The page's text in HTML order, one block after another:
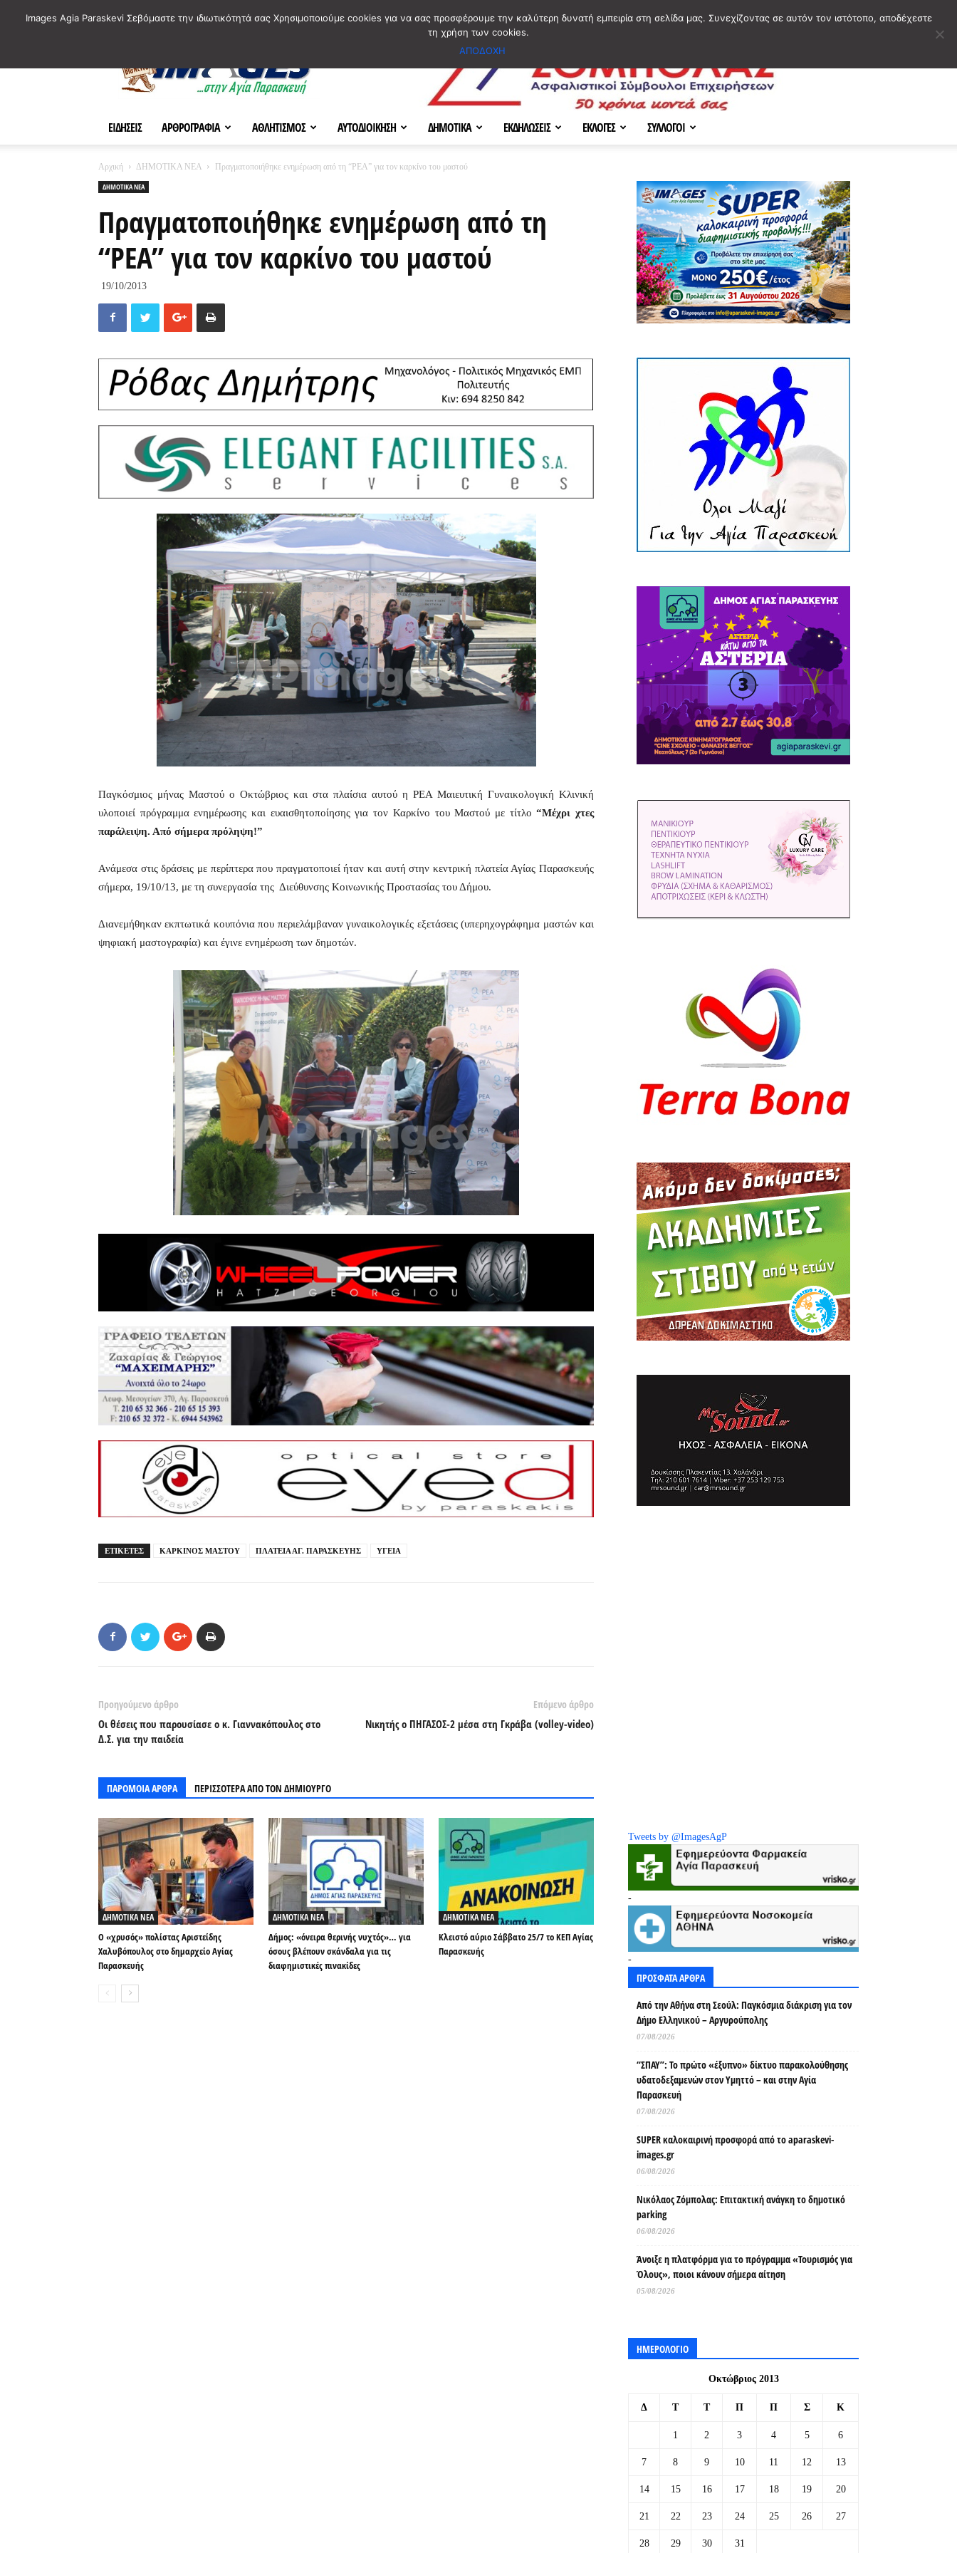
ΕΙΔΗΣΕΙΣ ΑΡΘΡΟΓΡΑΦΙΑ ΑΘΛΗΤΙΣΜΟΣ ΑΥΤΟΔΙΟΙΚΗΣΗ ΔΗΜΟΤΙΚΑ ΕΚΔΗΛΩΣΕΙΣ ΕΚΛΟΓΕΣ ΣΥΛΛΟΓΟΙ
Αρχική ΔΗΜΟΤΙΚΑ ΝΕΑ
Πραγματοποιήθηκε ενημέρωση από τη “ΡΕΑ” για τον καρκίνο του μαστού
ΔΗΜΟΤΙΚΑ ΝΕΑ
Πραγματοποιήθηκε ενημέρωση από τη
“ΡΕΑ” για τον καρκίνο του μαστού
19/10/2013
Παγκόσμιος μήνας Μαστού ο Οκτώβριος και στα πλαίσια αυτού η ΡΕΑ Μαιευτική Γυναικολογική Κλινική
υλοποιεί πρόγραμμα ενημέρωσης και ευαισθητοποίησης για τον Καρκίνο του Μαστού με τίτλο“Μέχρι χτες
παράλειψη. Από σήμερα πρόληψη!”
Ανάμεσα στις δράσεις με περίπτερα που πραγματοποιεί ήταν και αυτή στην κεντρική πλατεία Αγίας Παρασκευής
σήμερα, 19/10/13, με τη συνεργασία της Διεύθυνσης Κοινωνικής Προστασίας του Δήμου.
Διανεμήθηκαν εκπτωτικά κουπόνια που περιελάμβαναν γυναικολογικές εξετάσεις (υπερηχογράφημα μαστών και
ψηφιακή μαστογραφία) και έγινε ενημέρωση των δημοτών.
ΕΤΙΚΕΤΕΣ ΚΑΡΚΙΝΟΣ ΜΑΣΤΟΥ ΠΛΑΤΕΙΑ ΑΓ. ΠΑΡΑΣΚΕΥΗΣ ΥΓΕΙΑ
Προηγούμενο άρθρο
Οι θέσεις που παρουσίασε ο κ. Γιαννακόπουλος στο
Δ.Σ. για την παιδεία
Επόμενο άρθρο
Νικητής ο ΠΗΓΑΣΟΣ-2 μέσα στη Γκράβα (volley-video)
ΠΑΡΟΜΟΙΑ ΑΡΘΡΑ ΠΕΡΙΣΣΟΤΕΡΑ ΑΠΟ ΤΟΝ ΔΗΜΙΟΥΡΓΟ
ΔΗΜΟΤΙΚΑ ΝΕΑ
Ο «χρυσός» πολίστας Αριστείδης
Χαλυβόπουλος στο δημαρχείο Αγίας
Παρασκευής
ΔΗΜΟΤΙΚΑ ΝΕΑ
Δήμος: «όνειρα θερινής νυχτός»… για
όσους βλέπουν σκάνδαλα για τις
διαφημιστικές πινακίδες
ΔΗΜΟΤΙΚΑ ΝΕΑ
Κλειστό αύριο Σάββατο 25/7 το ΚΕΠ Αγίας
Παρασκευής
Tweets by @ImagesAgP
-
-
ΠΡΟΣΦΑΤΑ ΑΡΘΡΑ
Από την Αθήνα στη Σεούλ: Παγκόσμια διάκριση για τον
Δήμο Ελληνικού – Αργυρούπολης
07/08/2026
“ΣΠΑΥ”: Το πρώτο «έξυπνο» δίκτυο παρακολούθησης
υδατοδεξαμενών στον Υμηττό – και στην Αγία
Παρασκευή
07/08/2026
SUPER καλοκαιρινή προσφορά από το aparaskevi-
images.gr
06/08/2026
Νικόλαος Ζόμπολας: Επιτακτική ανάγκη το δημοτικό
parking
06/08/2026
Άνοιξε η πλατφόρμα για το πρόγραμμα «Τουρισμός για
Όλους», ποιοι κάνουν σήμερα αίτηση
05/08/2026
ΗΜΕΡΟΛΟΓΙΟ
Οκτώβριος 2013
Δ Τ Τ Π Π Σ Κ
1 2 3 4 5 6
7 8 9 10 11 12 13
14 15 16 17 18 19 20
21 22 23 24 25 26 27
28 29 30 31
Images Agia Paraskevi Σεβόμαστε την ιδιωτικότητά σας Χρησιμοποιούμε cookies για να σας προσφέρουμε την καλύτερη δυνατή εμπειρία στη σελίδα μας. Συνεχίζοντας σε αυτόν τον ιστότοπο, αποδέχεστε
τη χρήση των cookies.
ΑΠΟΔΟΧΗ